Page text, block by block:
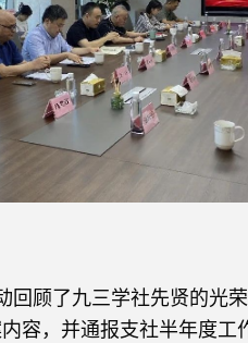
回顾了九三学社先贤的光
容，并通报支社半年度